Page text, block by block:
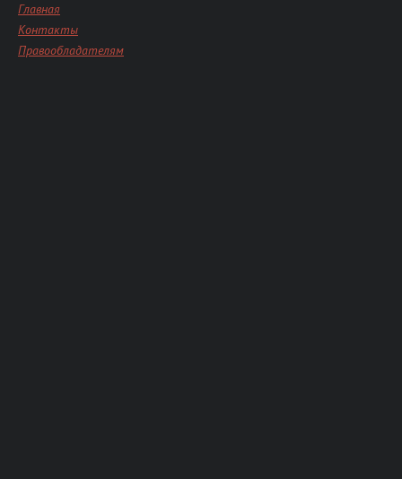
Главная
Контакты
Правообладателям